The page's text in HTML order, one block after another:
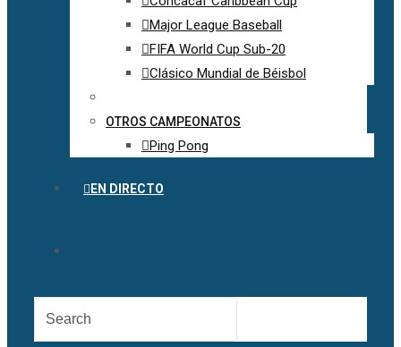
Major League Baseball
FIFA World Cup Sub-20
Clásico Mundial de Béisbol
OTROS CAMPEONATOS
Ping Pong
EN DIRECTO